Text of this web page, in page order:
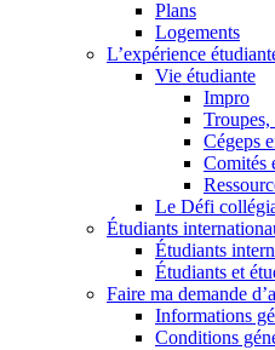
Plans
Logements
L’expérience
Vie étudiante
Impro
Troupes,
Cégeps
Comités
Le Défi
Étudiants
Étudiants
Étudiants et
Faire ma demande
Informations
Conditions